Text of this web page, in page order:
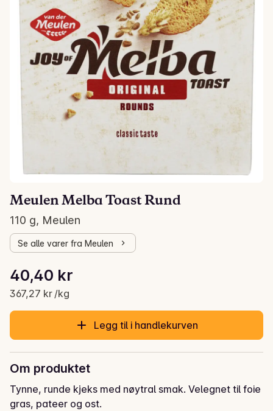
Meulen Melba Toast Rund
110 g, Meulen
Se alle varer fra Meulen
Gjeldende pris er: 40,40 kr
40,40 kr
367,27 kr /kg
Stykkpris: 367,27 kr /kg
Legg til i handlekurven
Om produktet
Tynne, runde kjeks med nøytral smak. Velegnet til foie
gras, pateer og ost.